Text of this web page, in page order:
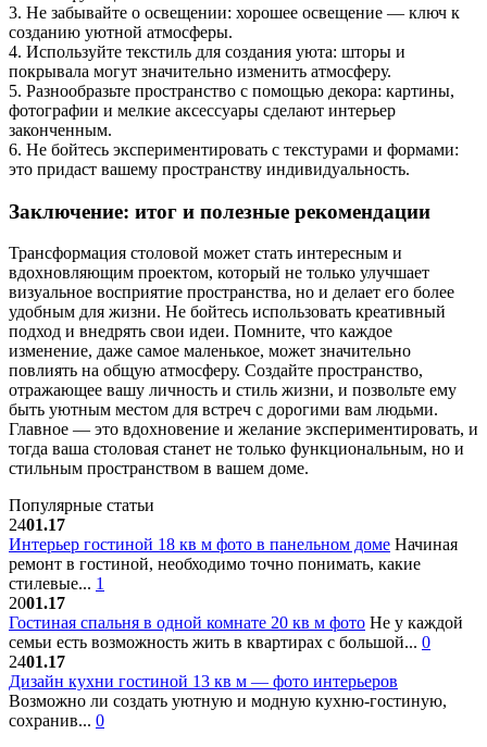
3. Не забывайте о освещении: хорошее освещение — ключ к
созданию уютной атмосферы.
4. Используйте текстиль для создания уюта: шторы и
покрывала могут значительно изменить атмосферу.
5. Разнообразьте пространство с помощью декора: картины,
фотографии и мелкие аксессуары сделают интерьер
законченным.
6. Не бойтесь экспериментировать с текстурами и формами:
это придаст вашему пространству индивидуальность.
Заключение: итог и полезные рекомендации
Трансформация столовой может стать интересным и
вдохновляющим проектом, который не только улучшает
визуальное восприятие пространства, но и делает его более
удобным для жизни. Не бойтесь использовать креативный
подход и внедрять свои идеи. Помните, что каждое
изменение, даже самое маленькое, может значительно
повлиять на общую атмосферу. Создайте пространство,
отражающее вашу личность и стиль жизни, и позвольте ему
быть уютным местом для встреч с дорогими вам людьми.
Главное — это вдохновение и желание экспериментировать, и
тогда ваша столовая станет не только функциональным, но и
стильным пространством в вашем доме.
Популярные статьи
2401.17
Интерьер гостиной 18 кв м фото в панельном доме Начиная
ремонт в гостиной, необходимо точно понимать, какие
стилевые... 1
2001.17
Гостиная спальня в одной комнате 20 кв м фото Не у каждой
семьи есть возможность жить в квартирах с большой... 0
2401.17
Дизайн кухни гостиной 13 кв м — фото интерьеров
Возможно ли создать уютную и модную кухню-гостиную,
сохранив... 0